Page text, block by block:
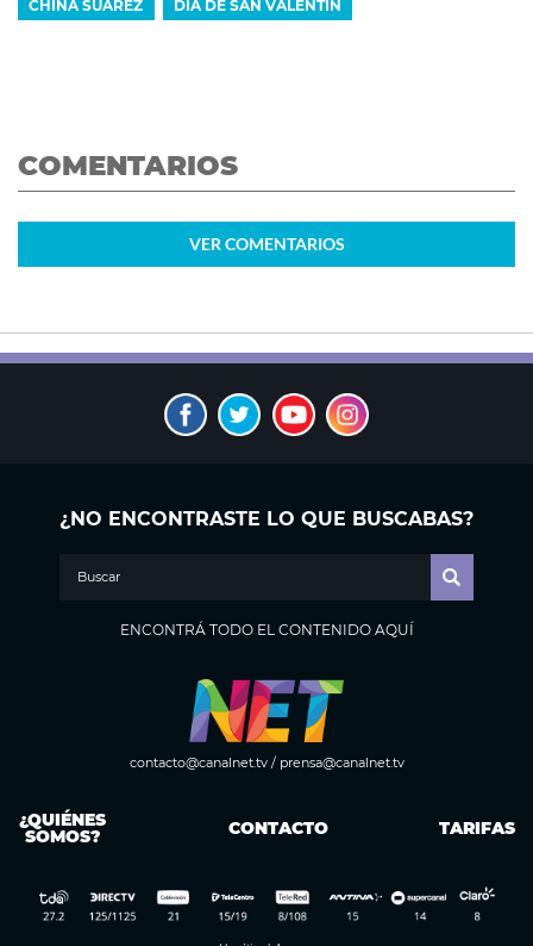
CHINA SUÁREZ DÍA DE SAN VALENTIN
COMENTARIOS
VER COMENTARIOS
¿NO ENCONTRASTE LO QUE BUSCABAS?
ENCONTRÁ TODO EL CONTENIDO AQUÍ
contacto@canalnet.tv/ prensa@canalnet.tv
¿QUIÉNES
SOMOS? CONTACTO TARIFAS